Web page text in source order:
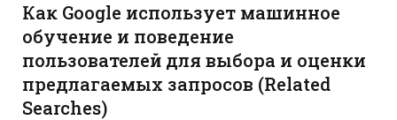
Как Google использует машинное
обучение и поведение
пользователей для выбора и оценки
предлагаемых запросов (Related
Searches)